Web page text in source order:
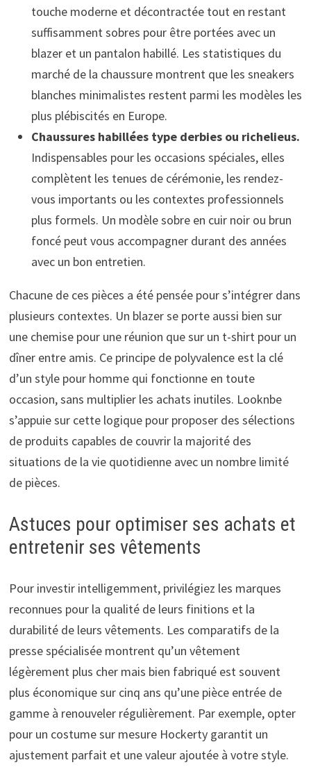
touche moderne et décontractée tout en restant
suffisamment sobres pour être portées avec un
blazer et un pantalon habillé. Les statistiques du
marché de la chaussure montrent que les sneakers
blanches minimalistes restent parmi les modèles les
plus plébiscités en Europe.
Chaussures habillées type derbies ou richelieus.
Indispensables pour les occasions spéciales, elles
complètent les tenues de cérémonie, les rendez-
vous importants ou les contextes professionnels
plus formels. Un modèle sobre en cuir noir ou brun
foncé peut vous accompagner durant des années
avec un bon entretien.
Chacune de ces pièces a été pensée pour s’intégrer dans
plusieurs contextes. Un blazer se porte aussi bien sur
une chemise pour une réunion que sur un t-shirt pour un
dîner entre amis. Ce principe de polyvalence est la clé
d’un style pour homme qui fonctionne en toute
occasion, sans multiplier les achats inutiles. Looknbe
s’appuie sur cette logique pour proposer des sélections
de produits capables de couvrir la majorité des
situations de la vie quotidienne avec un nombre limité
de pièces.
Astuces pour optimiser ses achats et
entretenir ses vêtements
Pour investir intelligemment, privilégiez les marques
reconnues pour la qualité de leurs finitions et la
durabilité de leurs vêtements. Les comparatifs de la
presse spécialisée montrent qu’un vêtement
légèrement plus cher mais bien fabriqué est souvent
plus économique sur cinq ans qu’une pièce entrée de
gamme à renouveler régulièrement. Par exemple, opter
pour un costume sur mesure Hockerty garantit un
ajustement parfait et une valeur ajoutée à votre style.